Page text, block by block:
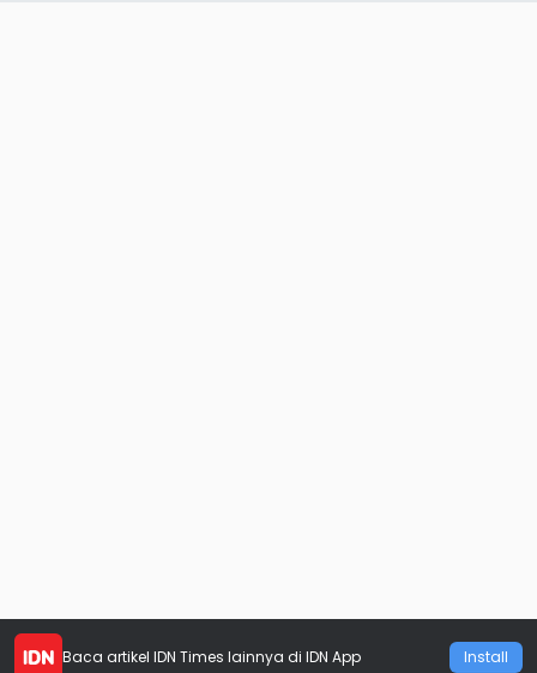
Baca artikel IDN Times lainnya di IDN App Install